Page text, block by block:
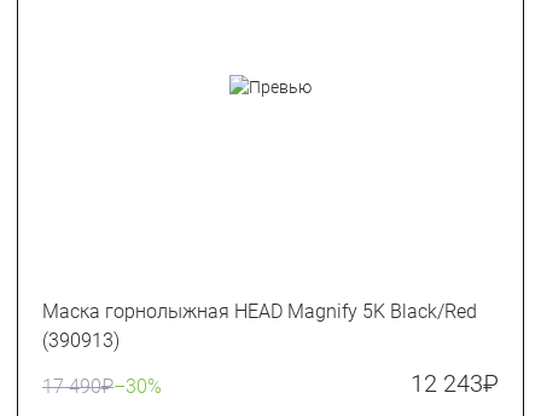
Маска горнолыжная HEAD Magnify 5K Black/Red
(390913)
17 490₽–30% 12 243₽